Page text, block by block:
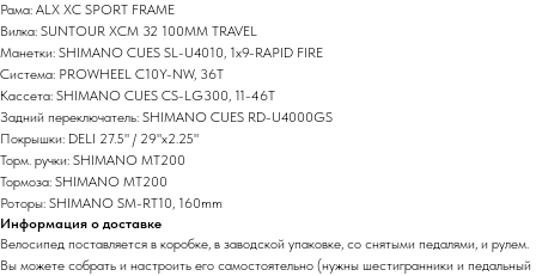
Рама: ALX XC SPORT FRAME
Вилка: SUNTOUR XCM 32 100MM TRAVEL
Манетки: SHIMANO CUES SL-U4010, 1x9-RAPID FIRE
Система: PROWHEEL C10Y-NW, 36T
Кассета: SHIMANO CUES CS-LG300, 11-46T
Задний переключатель: SHIMANO CUES RD-U4000GS
Покрышки: DELI 27.5" / 29"x2.25"
Торм. ручки: SHIMANO MT200
Тормоза: SHIMANO MT200
Роторы: SHIMANO SM-RT10, 160mm
Информация о доставке
Велосипед поставляется в коробке, в заводской упаковке, со снятыми педалями, и рулем.
Вы можете собрать и настроить его самостоятельно (нужны шестигранники и педальный